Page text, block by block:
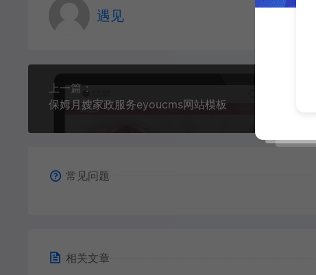
遇见
上一篇：
保姆月嫂家政服务eyoucms网站模板
常见问题
相关文章